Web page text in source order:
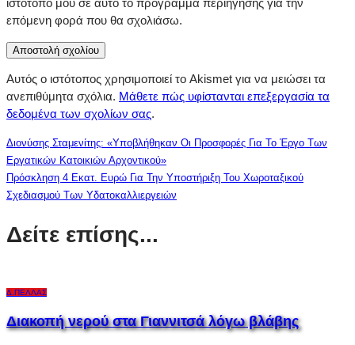
ιστότοπό μου σε αυτό το πρόγραμμα περιήγησης για την
επόμενη φορά που θα σχολιάσω.
Αυτός ο ιστότοπος χρησιμοποιεί το Akismet για να μειώσει τα
ανεπιθύμητα σχόλια. Μάθετε πώς υφίστανται επεξεργασία τα
δεδομένα των σχολίων σας.
Διονύσης Σταμενίτης: «Υποβλήθηκαν Οι Προσφορές Για Το Έργο Των
Εργατικών Κατοικιών Αρχοντικού»
Πρόσκληση 4 Εκατ. Ευρώ Για Την Υποστήριξη Του Χωροταξικού
Σχεδιασμού Των Υδατοκαλλιεργειών
Δείτε επίσης...
Δ.ΠΈΛΛΑΣ
Διακοπή νερού στα Γιαννιτσά λόγω βλάβης